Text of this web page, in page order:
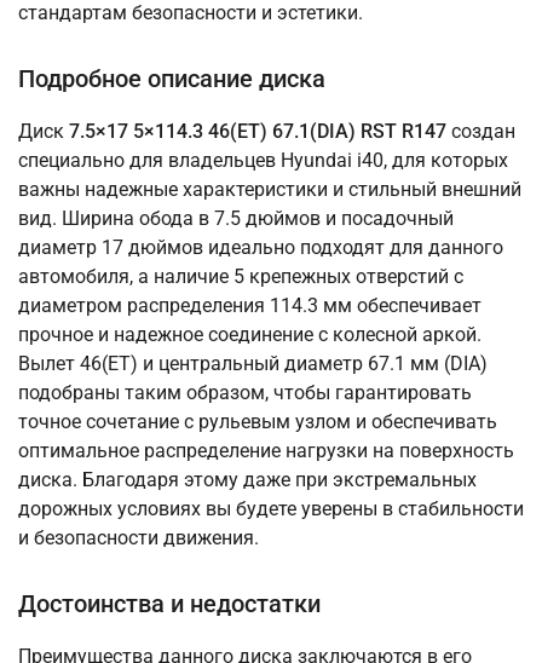
стандартам безопасности и эстетики.
Подробное описание диска
Диск 7.5×17 5×114.3 46(ET) 67.1(DIA) RST R147 создан
специально для владельцев Hyundai i40, для которых
важны надежные характеристики и стильный внешний
вид. Ширина обода в 7.5 дюймов и посадочный
диаметр 17 дюймов идеально подходят для данного
автомобиля, а наличие 5 крепежных отверстий с
диаметром распределения 114.3 мм обеспечивает
прочное и надежное соединение с колесной аркой.
Вылет 46(ET) и центральный диаметр 67.1 мм (DIA)
подобраны таким образом, чтобы гарантировать
точное сочетание с рульевым узлом и обеспечивать
оптимальное распределение нагрузки на поверхность
диска. Благодаря этому даже при экстремальных
дорожных условиях вы будете уверены в стабильности
и безопасности движения.
Достоинства и недостатки
Преимущества данного диска заключаются в его